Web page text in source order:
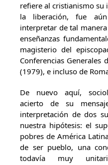
refiere al cristianismo su
la liberación, fue
interpretar de tal
enseñanzas
magisterio del
Conferencias Generales
(1979), e incluso de
De nuevo aquí,
acierto de su
interpretación de dos
nuestra hipótesis: el
pobres de América
de ser pueblo, una
todavía muy